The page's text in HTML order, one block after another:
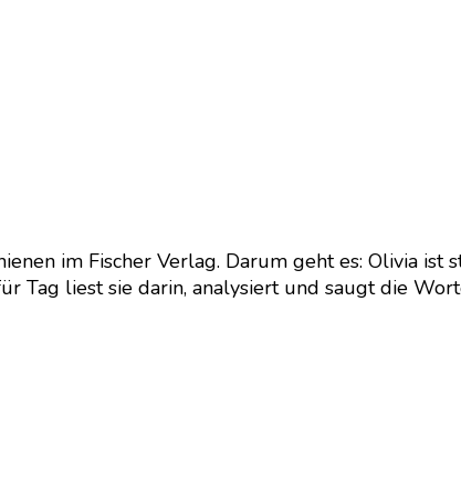
im Fischer Verlag. Darum geht es: Olivia ist
Tag liest sie darin, analysiert und saugt die